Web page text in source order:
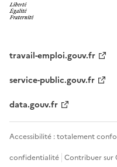
travail-emploi.gouv.fr
service-public.gouv.fr
data.gouv.fr
Accessibilité : totalement
confidentialité Contribuer sur